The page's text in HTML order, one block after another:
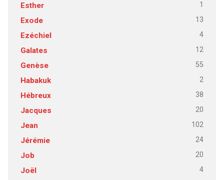
Esther 1
Exode 13
Ezéchiel 4
Galates 12
Genèse 55
Habakuk 2
Hébreux 38
Jacques 20
Jean 102
Jérémie 24
Job 20
Joël 4